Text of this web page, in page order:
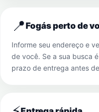
📍Fogás perto de
Informe seu endereço e
de você. Se a sua busca
prazo de entrega antes